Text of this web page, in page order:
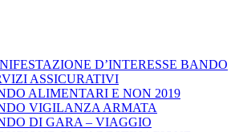
D’INTERESSE BANDO
ASSICURATIVI
ALIMENTARI E NON 2019
VIGILANZA ARMATA
DI GARA – VIAGGIO